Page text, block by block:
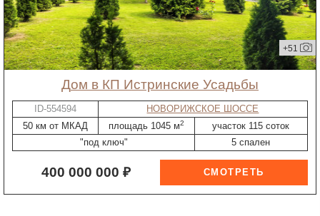
+51
дом в КП Истринские Усадьбы
ID-554594
НОВОРИЖСКОЕ ШОССЕ
50 км от МКАД
площадь 1045 м2
участок 115 соток
"под ключ"
5 спален
400 000 000 ₽